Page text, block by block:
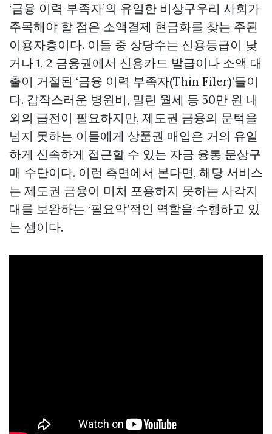
‘금융 이력 부족자’의 유일한 비상구우리 사회가
주목해야 할 점은 소액결제 현금화를 찾는 주된
이용자층이다. 이들 중 상당수는 신용등급이 낮
거나 1, 2 금융권에서 신용카드 발급이나 소액 대
출이 거절된 ‘금융 이력 부족자(Thin Filer)’들이
다. 갑작스러운 병원비, 밀린 월세 등 50만 원 내
외의 급전이 필요하지만, 제도권 금융의 문턱을
넘지 못하는 이들에게 상품권 매입은 거의 유일
하게 신속하게 접근할 수 있는 자금 융통 문상구
매 수단이다. 이런 측면에서 본다면, 해당 서비스
는 제도권 금융이 미처 포용하지 못하는 사각지
대를 보완하는 ‘필요악’적인 역할을 수행하고 있
는 셈이다.